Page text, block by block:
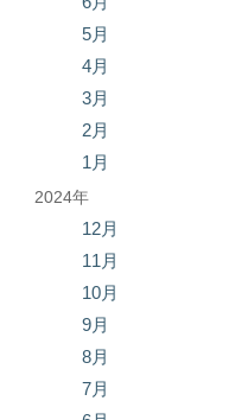
5月
4月
3月
2月
1月
2024年
12月
11月
10月
9月
8月
7月